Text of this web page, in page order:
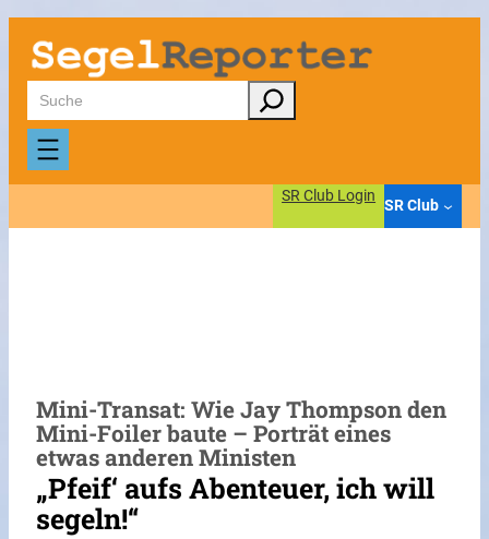
Zum
Inhalt
springen
Suchen
SR Club Login
SR Club
Mini-Transat: Wie Jay Thompson den
Mini-Foiler baute – Porträt eines
etwas anderen Ministen
„Pfeif‘ aufs Abenteuer, ich will
segeln!“